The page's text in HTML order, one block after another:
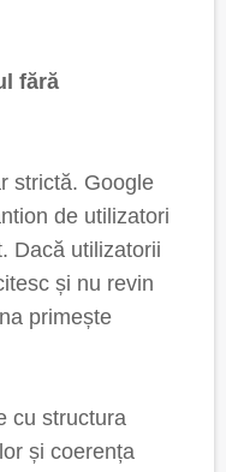
fără
strictă. Google
de utilizatori
Dacă utilizatorii
și nu revin
primește
cu structura
și coerența